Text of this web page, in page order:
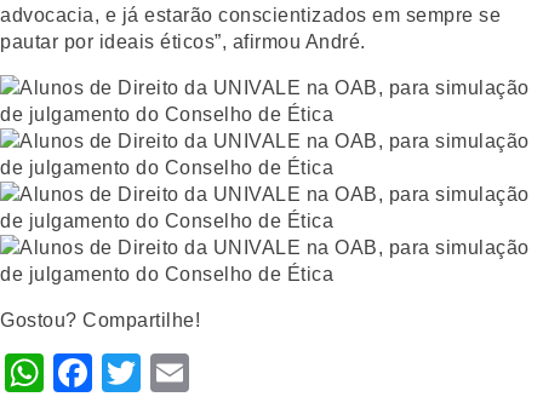
advocacia, e já estarão conscientizados em sempre se
pautar por ideais éticos”, afirmou André.
Gostou? Compartilhe!
WhatsApp
Facebook
Twitter